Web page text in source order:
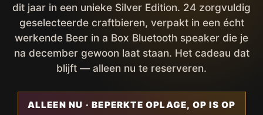
dit jaar in een unieke Silver Edition. 24 zorgvuldig
geselecteerde craftbieren, verpakt in een écht
werkende Beer in a Box Bluetooth speaker die je
na december gewoon laat staan. Het cadeau dat
blijft — alleen nu te reserveren.
ALLEEN NU · BEPERKTE OPLAGE, OP IS OP